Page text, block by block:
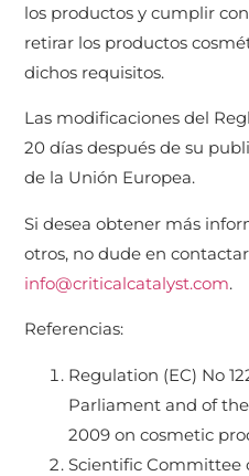
los productos y cumplir
retirar los productos
dichos requisitos.
Las modificaciones del
20 días después de su
de la Unión Europea.
Si desea obtener más
otros, no dude en
info@criticalcatalyst.com.
Referencias:
Regulation (EC) No
Parliament and of
2009 on cosmetic
Scientific Committee